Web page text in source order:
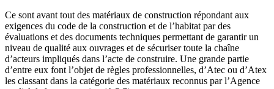
Ce sont avant tout des matériaux de construction répondant aux
exigences du code de la construction et de l’habitat par des
évaluations et des documents techniques permettant de garantir un
niveau de qualité aux ouvrages et de sécuriser toute la chaîne
d’acteurs impliqués dans l’acte de construire. Une grande partie
d’entre eux font l’objet de règles professionnelles, d’Atec ou d’Atex
les classant dans la catégorie des matériaux reconnus par l’Agence